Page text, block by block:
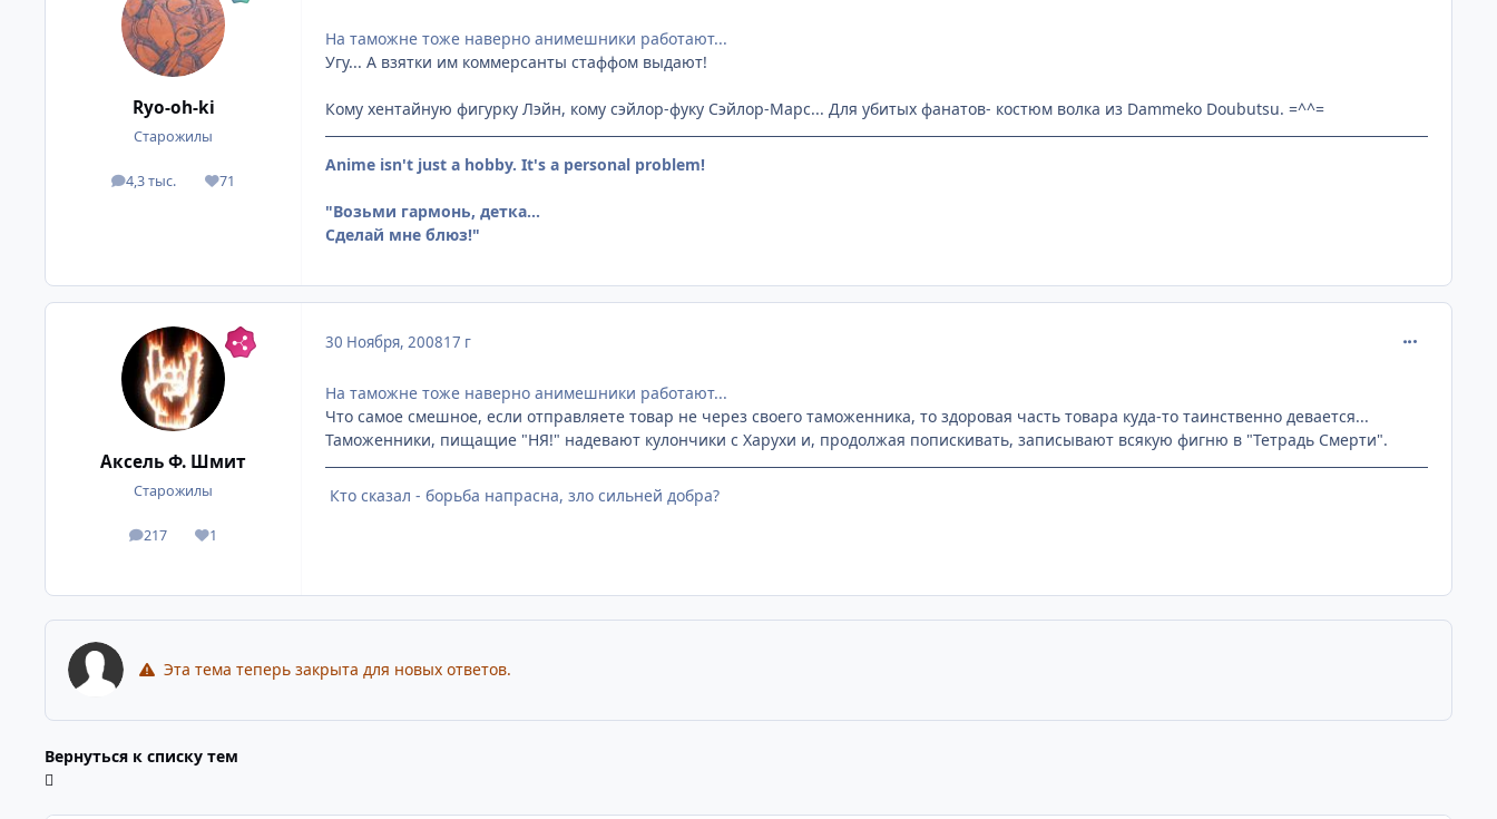
Ryo-oh-ki
Старожилы
4,3 тыс.
посты 71
Репутация
На таможне тоже наверно анимешники работают...
Угу... А взятки им коммерсанты стаффом выдают!
Кому хентайную фигурку Лэйн, кому сэйлор-фуку Сэйлор-Марс... Для убитых фанатов- костюм волка из Dammeko Doubutsu. =^^=
Anime isn't just a hobby. It's a personal problem!
"Возьми гармонь, детка...
Сделай мне блюз!"
Аксель Ф. Шмит
Старожилы
217
посты 1
Репутация
30 Ноября, 200817 г
На таможне тоже наверно анимешники работают...
Что самое смешное, если отправляете товар не через своего таможенника, то здоровая часть товара куда-то таинственно девается...
Таможенники, пищащие "НЯ!" надевают кулончики с Харухи и, продолжая попискивать, записывают всякую фигню в "Тетрадь Смерти".
Кто сказал - борьба напрасна, зло сильней добра?
Эта тема теперь закрыта для новых ответов.
Вернуться к списку тем